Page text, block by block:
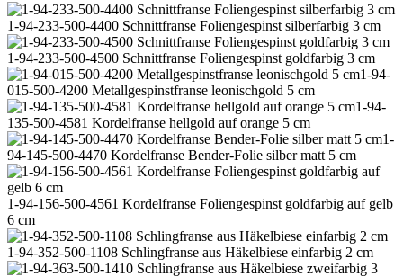
1-94-233-500-4400 Schnittfranse Foliengespinst silberfarbig 3 cm
1-94-233-500-4500 Schnittfranse Foliengespinst goldfarbig 3 cm
1-94-
015-500-4200 Metallgespinstfranse leonischgold 5 cm
1-94-
135-500-4581 Kordelfranse hellgold auf orange 5 cm
1-
94-145-500-4470 Kordelfranse Bender-Folie silber matt 5 cm
1-94-156-500-4561 Kordelfranse Foliengespinst goldfarbig auf gelb
6 cm
1-94-352-500-1108 Schlingfranse aus Häkelbiese einfarbig 2 cm